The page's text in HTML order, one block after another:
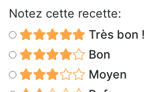
Notez cette recette:
Très bon !
Bon
Moyen